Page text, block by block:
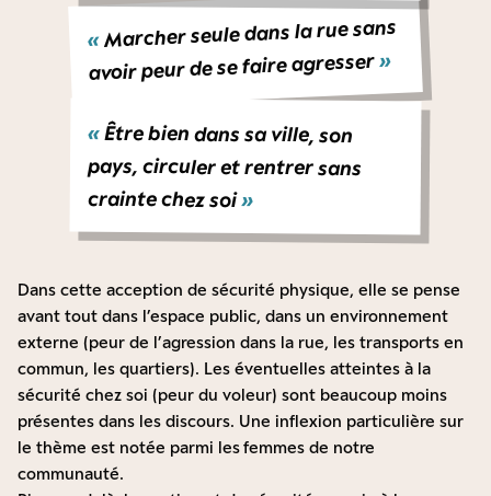
« Marcher seule dans la rue sans
avoir peur de se faire agresser»
«Être bien dans sa ville, son
pays, circuler et rentrer sans
crainte chez soi»
Dans cette acception de sécurité physique, elle se pense
avant tout dans l’espace public, dans un environnement
externe (peur de l’agression dans la rue, les transports en
commun, les quartiers). Les éventuelles atteintes à la
sécurité chez soi (peur du voleur) sont beaucoup moins
présentes dans les discours. Une inflexion particulière sur
le thème est notée parmi lesfemmes de notre
communauté.